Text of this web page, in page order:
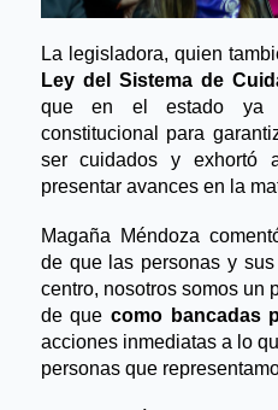
La legisladora, quien
Ley del Sistema de
que en el estado ya
constitucional para
ser cuidados y exhortó
presentar avances en la
Magaña Méndoza
de que las personas y
centro, nosotros somos un
de que como bancadas
acciones inmediatas a lo
personas que